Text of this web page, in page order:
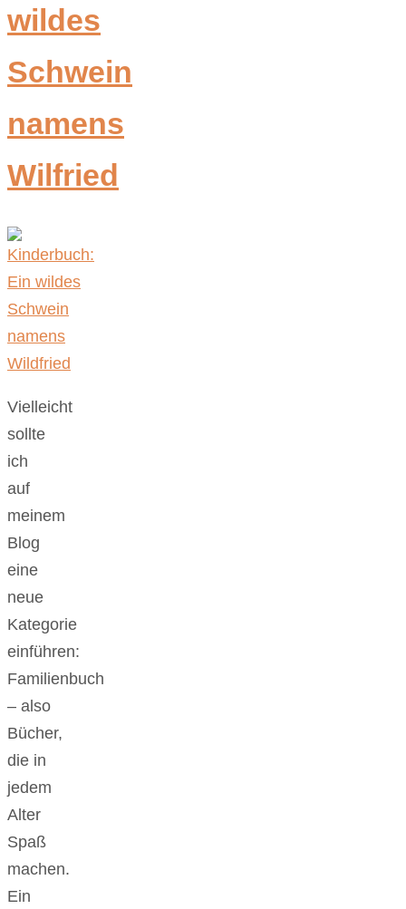
wildes
Schwein
namens
Wilfried
Vielleicht
sollte
ich
auf
meinem
Blog
eine
neue
Kategorie
einführen:
Familienbuch
– also
Bücher,
die in
jedem
Alter
Spaß
machen.
Ein